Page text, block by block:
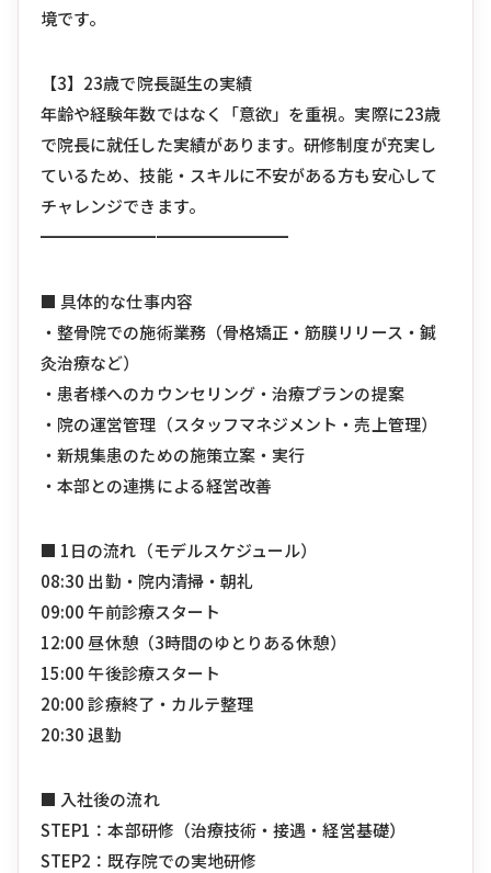
境です。
【3】23歳で院長誕生の実績
年齢や経験年数ではなく「意欲」を重視。実際に23歳
で院長に就任した実績があります。研修制度が充実し
ているため、技能・スキルに不安がある方も安心して
チャレンジできます。
━━━━━━━━━━━━━━━
■ 具体的な仕事内容
・整骨院での施術業務（骨格矯正・筋膜リリース・鍼
灸治療など）
・患者様へのカウンセリング・治療プランの提案
・院の運営管理（スタッフマネジメント・売上管理）
・新規集患のための施策立案・実行
・本部との連携による経営改善
■ 1日の流れ（モデルスケジュール）
08:30 出勤・院内清掃・朝礼
09:00 午前診療スタート
12:00 昼休憩（3時間のゆとりある休憩）
15:00 午後診療スタート
20:00 診療終了・カルテ整理
20:30 退勤
■ 入社後の流れ
STEP1：本部研修（治療技術・接遇・経営基礎）
STEP2：既存院での実地研修